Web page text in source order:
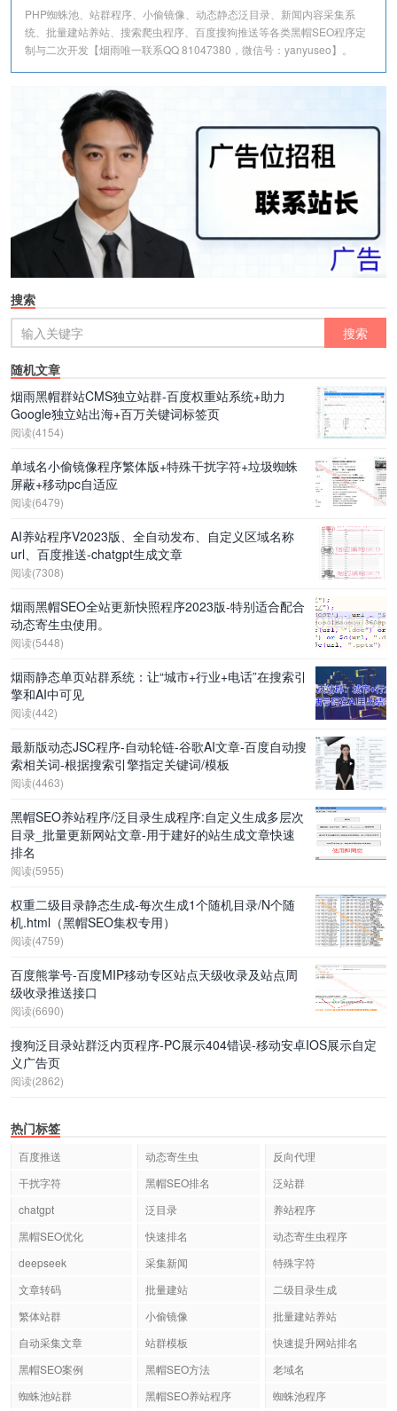
PHP蜘蛛池、站群程序、小偷镜像、动态静态泛目录、新闻内容采集系
统、批量建站养站、搜索爬虫程序、百度搜狗推送等各类黑帽SEO程序定
制与二次开发【烟雨唯一联系QQ 81047380，微信号：yanyuseo】。
搜索
随机文章
烟雨黑帽群站CMS独立站群-百度权重站系统+助力
Google独立站出海+百万关键词标签页
阅读(4154)
单域名小偷镜像程序繁体版+特殊干扰字符+垃圾蜘蛛
屏蔽+移动pc自适应
阅读(6479)
AI养站程序V2023版、全自动发布、自定义区域名称
url、百度推送-chatgpt生成文章
阅读(7308)
烟雨黑帽SEO全站更新快照程序2023版-特别适合配合
动态寄生虫使用。
阅读(5448)
烟雨静态单页站群系统：让“城市+行业+电话”在搜索引
擎和AI中可见
阅读(442)
最新版动态JSC程序-自动轮链-谷歌AI文章-百度自动搜
索相关词-根据搜索引擎指定关键词/模板
阅读(4463)
黑帽SEO养站程序/泛目录生成程序:自定义生成多层次
目录_批量更新网站文章-用于建好的站生成文章快速
排名
阅读(5955)
权重二级目录静态生成-每次生成1个随机目录/N个随
机.html（黑帽SEO集权专用）
阅读(4759)
百度熊掌号-百度MIP移动专区站点天级收录及站点周
级收录推送接口
阅读(6690)
搜狗泛目录站群泛内页程序-PC展示404错误-移动安卓IOS展示自定
义广告页
阅读(2862)
热门标签
百度推送 动态寄生虫
反向代理
干扰字符
黑帽SEO排名
泛站群
chatgpt
泛目录
养站程序
黑帽SEO优化
快速排名
动态寄生虫程序
deepseek
采集新闻
特殊字符
文章转码
批量建站
二级目录生成
繁体站群
小偷镜像
批量建站养站
自动采集文章
站群模板
快速提升网站排名
黑帽SEO案例
黑帽SEO方法
老域名
蜘蛛池站群
黑帽SEO养站程序 蜘蛛池程序